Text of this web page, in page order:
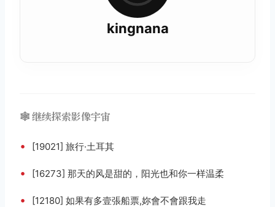
kingnana
🕸️ 继续探索影像宇宙
• [19021] 旅行·土耳其
• [16273] 那天的风是甜的，阳光也和你一样温柔
• [12180] 如果有多壹張船票,妳會不會跟我走